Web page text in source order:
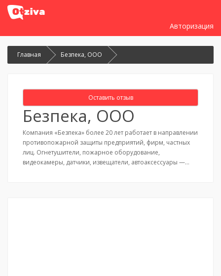
Авторизация
Главная Безпека, ООО
Оставить отзыв
Безпека, ООО
Компания «Безпека» более 20 лет работает в направлении
противопожарной защиты предприятий, фирм, частных
лиц. Огнетушители, пожарное оборудование,
видеокамеры, датчики, извещатели, автоаксессуары —…